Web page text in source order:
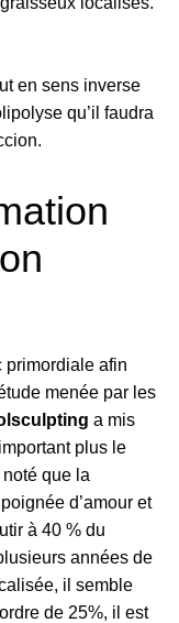
en sens inverse
qu’il faudra
primordiale afin
menée par les
a mis
plus le
noté que la
d’amour et
à 40 % du
années de
il semble
de 25%, il est